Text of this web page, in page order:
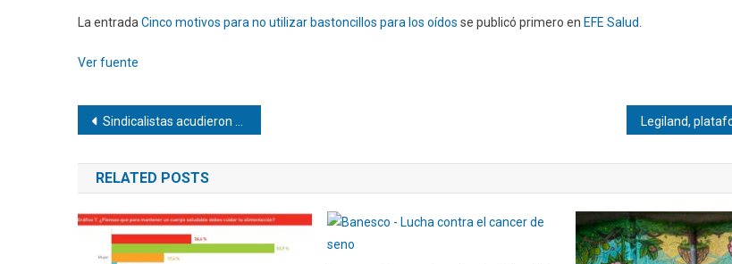
La entrada Cinco motivos para no utilizar bastoncillos para los oídos se publicó primero en EFE Salud
Ver fuente
Navegación
de
entradas
Sindicalistas acudieron a la Embajada de EEUU para pedir elecciones en el país
RELATED POSTS